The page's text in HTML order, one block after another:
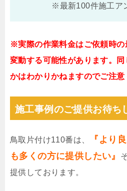
※最新100件施工ア
※実際の作業料金はご依頼時の
変動する可能性があります。同
かはわかりかねますのでご注意
施工事例のご提供お待ち
鳥取片付け110番は、
『より
も多くの方に提供したい』
提供しております。